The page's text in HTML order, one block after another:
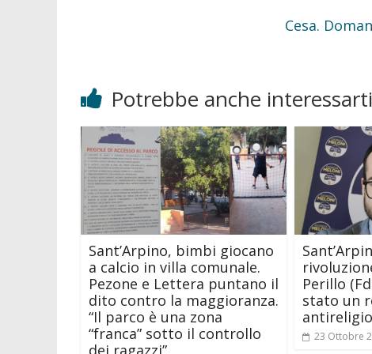
Cesa.
Potrebbe anche interessarti
Sant’Arpino, bimbi giocano
a calcio in villa comunale.
Pezone e Lettera puntano il
dito contro la maggioranza.
“Il parco è una zona
“franca” sotto il controllo
dei ragazzi”
Perillo
stato un
23 Ottobre